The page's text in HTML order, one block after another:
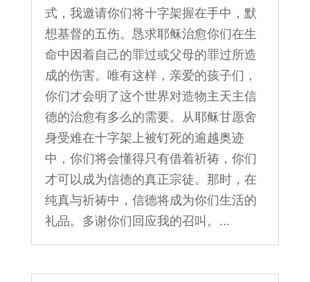
式，我邀请你们将十字架握在手中，默
想基督的五伤。恳求耶稣治愈你们在生
命中因着自己的罪过或父母的罪过所造
成的伤害。唯有这样，亲爱的孩子们，
你们才会明了这个世界对造物主天主信
德的治愈有多么的需要。从耶稣甘愿舍
身受难在十字架上被钉死的逾越奥迹
中，你们将会懂得只有借着祈祷，你们
才可以成为信德的真正宗徒。那时，在
纯真与祈祷中，信德将成为你们生活的
礼品。多谢你们回应我的召叫。...